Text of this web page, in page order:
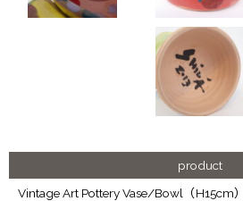
product
Vintage Art Pottery Vase/Bowl（H15cm